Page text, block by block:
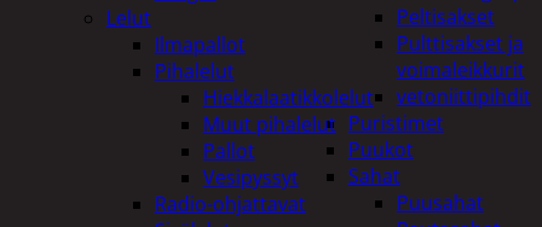
Peltisakset
Pulttisakset ja
voimaleikkurit
vetoniittipihdit
Puristimet
Puukot
Sahat
Puusahat
Lelut
Ilmapallot
Pihalelut
Hiekkalaatikkolelut
Muut pihalelut
Pallot
Vesipyssyt
Radio-ohjattavat